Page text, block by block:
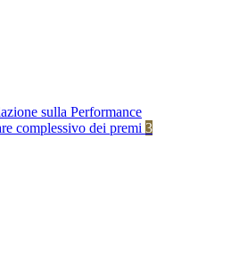
sulla Performance
complessivo dei premi 3